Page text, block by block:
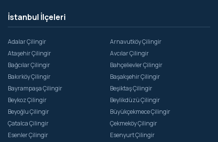
Yavuz Sinan
Yavuz Sultan Selim
Yedikule
Zeyrek
İstanbul İlçeleri
Adalar Çilingir
Arnavutköy Çilingir
Ataşehir Çilingir
Avcılar Çilingir
Bağcılar Çilingir
Bahçelievler Çilingir
Bakırköy Çilingir
Başakşehir Çilingir
Bayrampaşa Çilingir
Beşiktaş Çilingir
Beykoz Çilingir
Beylikdüzü Çilingir
Beyoğlu Çilingir
Büyükçekmece Çilingir
Çatalca Çilingir
Çekmeköy Çilingir
Esenler Çilingir
Esenyurt Çilingir